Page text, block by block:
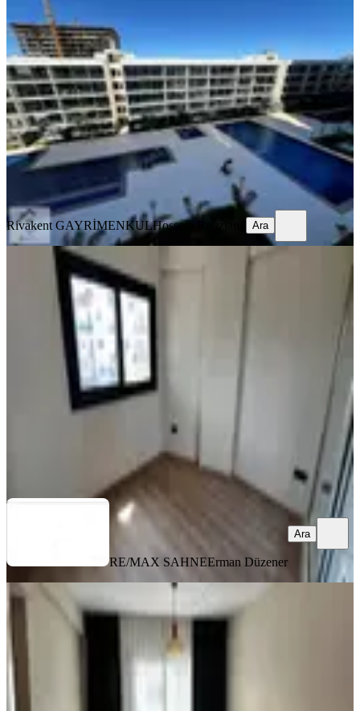
Kktc İskele Long Beach Grand
Saphire Satılık2+1 Daire Devirdahil
İskele, Merkez Mahallesi
2+1·114 m²·4. Kat·06.08.2026
11.200.000 ₺
Rivakent GAYRİMENKULHosseın Rouzjang
Rivakent GAYRİMENKULHosseın Rouzjang Ara
BALKONLU
Satılık 2+1 Daire | İskelenin En İyi
Lokasyonlarından Birinde |
İskele, Merkez Mahallesi
·
9.000.000 ₺
Erman Düzener
RE/MAX SAHNEErman Düzener
Ara
EŞYALI
Satılık 2+1 Daire | İskelenin En İyi
Lokasyonunda | Full Eşyalı
İskele, Merkez Mahallesi